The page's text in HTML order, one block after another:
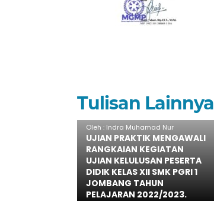
Tulisan Lainnya
Oleh : Indra Muhamad Nur
UJIAN PRAKTIK MENGAWALI
RANGKAIAN KEGIATAN
UJIAN KELULUSAN PESERTA
DIDIK KELAS XII SMK PGRI 1
JOMBANG TAHUN
PELAJARAN 2022/2023.